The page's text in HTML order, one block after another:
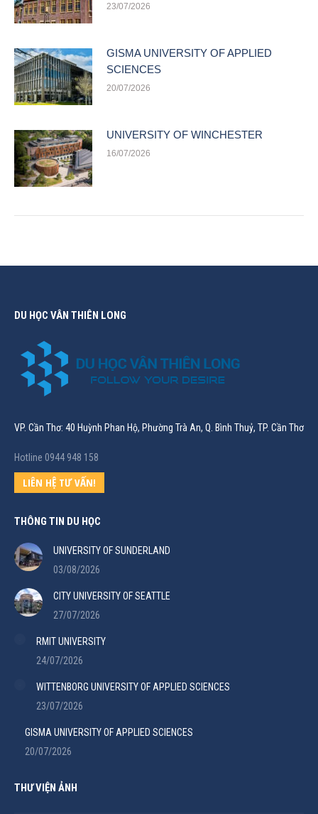
23/07/2026
GISMA UNIVERSITY OF APPLIED
SCIENCES
20/07/2026
UNIVERSITY OF WINCHESTER
16/07/2026
DU HỌC VÂN THIÊN LONG
VP. Cần Thơ: 40 Huỳnh Phan Hộ, Phường Trà An, Q. Bình Thuỷ, TP. Cần Thơ
Hotline 0944 948 158
LIÊN HỆ TƯ VẤN!
THÔNG TIN DU HỌC
UNIVERSITY OF SUNDERLAND
03/08/2026
CITY UNIVERSITY OF SEATTLE
27/07/2026
RMIT UNIVERSITY
24/07/2026
WITTENBORG UNIVERSITY OF APPLIED SCIENCES
23/07/2026
GISMA UNIVERSITY OF APPLIED SCIENCES
20/07/2026
THƯ VIỆN ẢNH